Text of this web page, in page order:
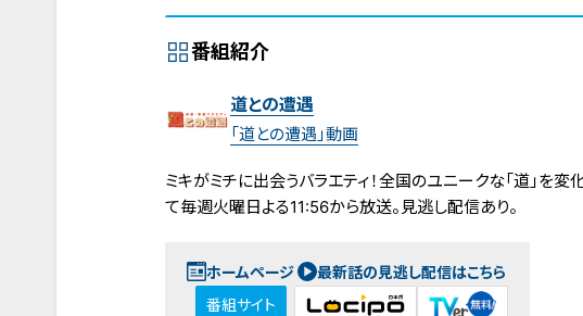
番組紹介
道との遭遇
「道との遭遇」動画
ミキがミチに出会うバラエティ！全国のユニークな「道」を
て毎週火曜日よる11:56から放送。見逃し配信あり。
ホームページ
番組サイト
最新話の見逃し配信はこちら